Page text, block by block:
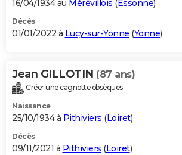
16/04/1934 au Mérévillois ( Essonne)
Décès
01/01/2022 à Lucy-sur-Yonne (Yonne)
Jean GILLOTIN (87 ans)
Créer une cagnotte obsèques
Naissance
25/10/1934 à Pithiviers (Loiret)
Décès
09/11/2021 à Pithiviers (Loiret)